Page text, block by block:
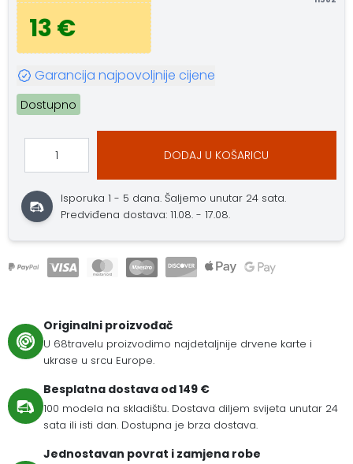
13 €
Garancija najpovoljnije cijene
Dostupno
DODAJ U KOŠARICU
Isporuka 1 - 5 dana.Šaljemo unutar 24 sata.
Predviđena dostava: 11.08. - 17.08.
Originalni proizvođač
U 68travelu proizvodimo najdetaljnije drvene karte i
ukrase u srcu Europe.
Besplatna dostava od 149 €
100 modela na skladištu. Dostava diljem svijeta unutar 24
sata ili isti dan. Dostupna je brza dostava.
Jednostavan povrat i zamjena robe